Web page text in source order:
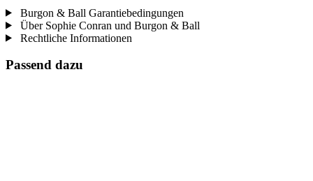
Burgon & Ball Garantiebedingungen
Über Sophie Conran und Burgon & Ball
Rechtliche Informationen
Passend dazu